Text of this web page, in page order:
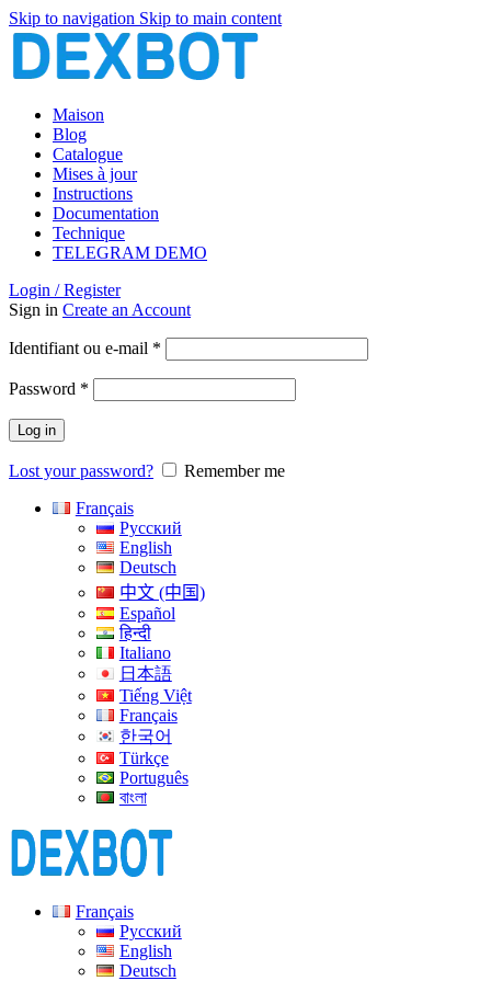
Skip to navigation Skip to main content
Maison
Blog
Catalogue
Mises à jour
Instructions
Documentation
Technique
TELEGRAM DEMO
Login / Register
Sign in Create an Account
Identifiant ou e-mail *
Password *
Log in
Lost your password?
Remember me
Français
Русский
English
Deutsch
中文 (中国)
Español
हिन्दी
Italiano
日本語
Tiếng Việt
Français
한국어
Türkçe
Português
বাংলা
Français
Русский
English
Deutsch